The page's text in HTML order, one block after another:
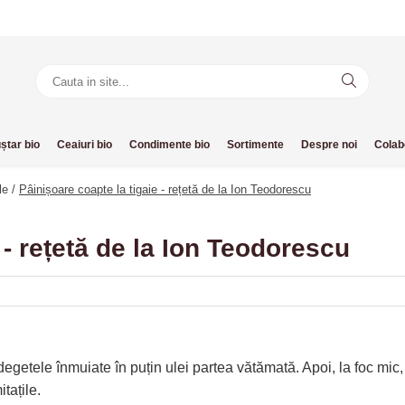
bio Ceaiuri bio Condimente bio Sortimente Despre noi
/ Pâinișoare coapte la tigaie - rețetă de la Ion Teodorescu
rețetă de la Ion Teodorescu
înmuiate în puțin ulei partea vătămată. Apoi, la foc